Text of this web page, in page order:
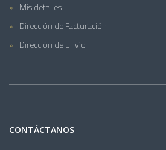
Mis detalles
Dirección de Facturación
Dirección de Envío
CONTÁCTANOS